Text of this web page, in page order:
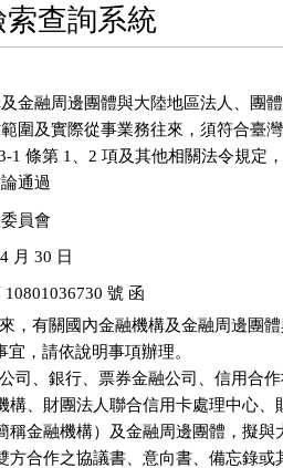
查詢系統
金融周邊團體與大陸地區法人、團
圍及實際從事業務往來，須符合臺
1 條第 1、2 項及其他相關法令規定
員會
月 30 日
號 函
，有關國內金融機構及金融周邊團
宜，請依說明事項辦理。
司、銀行、票券金融公司、信用合
行機構、財團法人聯合信用卡處理中心
下簡稱金融機構）及金融周邊團體，擬
彰雙方合作之協議書、意向書、備忘錄